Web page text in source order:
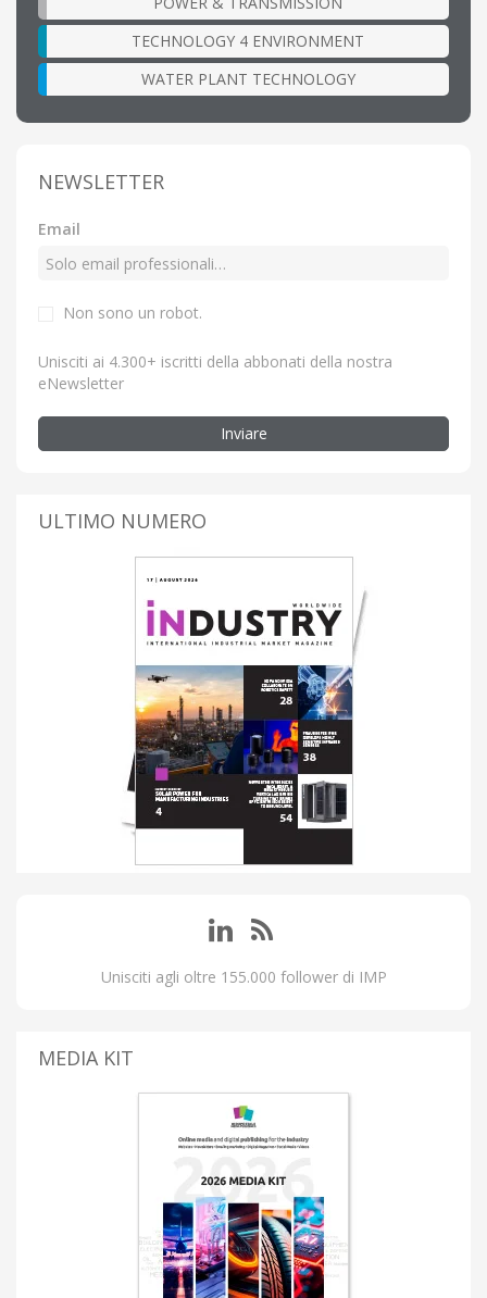
TECHNOLOGY 4 ENVIRONMENT
WATER PLANT TECHNOLOGY
NEWSLETTER
Email
Non sono un robot.
Unisciti ai 4.300+ iscritti della abbonati della nostra
eNewsletter
Inviare
ULTIMO NUMERO
Unisciti agli oltre 155.000 follower di IMP
MEDIA KIT